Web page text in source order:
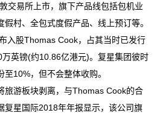
交易所上市，旗下产品线包括包机业
村、全包式度假产品、线上预订等。
入股Thomas Cook，占其当时已发行
英镑(约10.86亿港元)。复星集团彼时
10%，但不会整体收购。
旅游板块剥离，与Thomas Cook的合
复星国际2018年年报显示，该公司旗